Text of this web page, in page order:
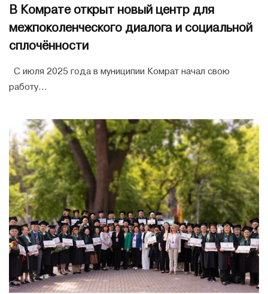
В Комрате открыт новый центр для
межпоколенческого диалога и социальной
сплочённости
С июля 2025 года в муниципии Комрат начал свою
работу...